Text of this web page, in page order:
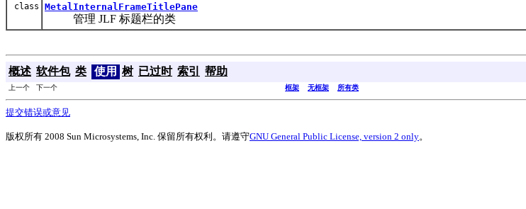
class MetalInternalFrameTitlePane
管理 JLF 标题栏的类
概述 软件包 类 使用 树 已过时 索引 帮助
上一个 下一个 框架 无框架 所有类
提交错误或意见
版权所有 2008 Sun Microsystems, Inc. 保留所有权利。请遵守GNU General Public License, version 2 only。